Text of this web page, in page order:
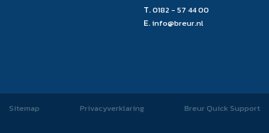
T.0182 - 57 44 00
E. info@breur.nl
Sitemap Privacyverklaring Breur Quick Support